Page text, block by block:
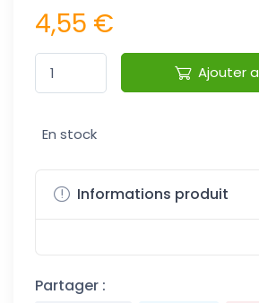
4,55 €
Ajouter
En stock
Informations produit
Partager :